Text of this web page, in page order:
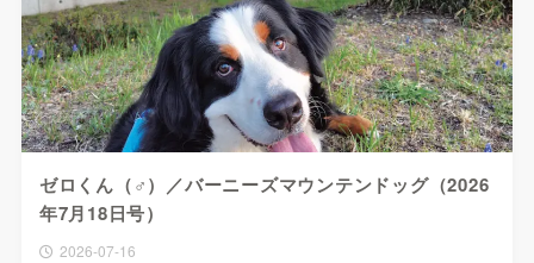
ゼロくん（♂）／バーニーズマウンテンドッグ（2026
年7月18日号）
2026-07-16